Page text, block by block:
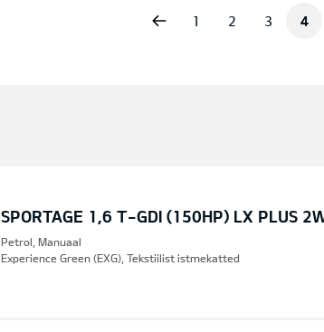
1 2 3 4
SPORTAGE 1,6 T-GDI (150HP) LX PLUS
Petrol, Manuaal
Experience Green (EXG), Tekstiilist istmekatted